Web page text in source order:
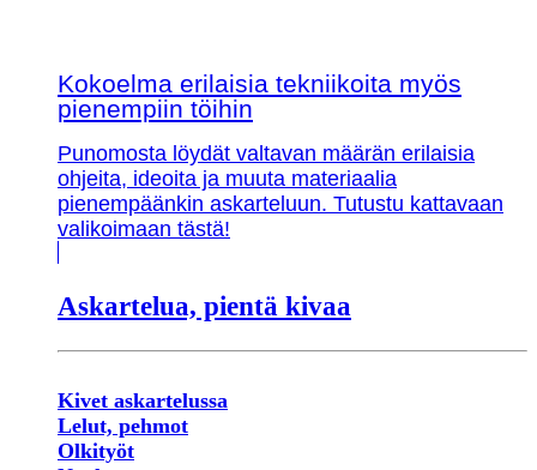
Kokoelma erilaisia tekniikoita myös
pienempiin töihin
Punomosta löydät valtavan määrän erilaisia
ohjeita, ideoita ja muuta materiaalia
pienempäänkin askarteluun. Tutustu kattavaan
valikoimaan tästä!
Askartelua, pientä kivaa
Kivet askartelussa
Lelut, pehmot
Olkityöt